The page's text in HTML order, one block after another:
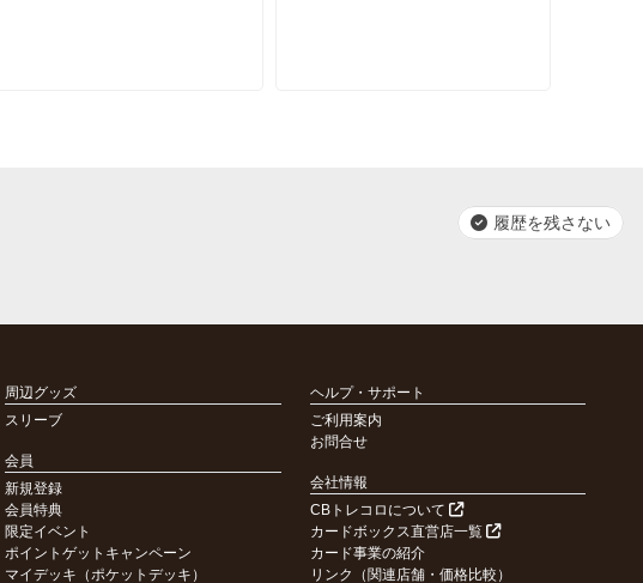
履歴を残さない
周辺グッズ
スリーブ
会員
新規登録
会員特典
限定イベント
ポイントゲットキャンペーン
マイデッキ（ポケットデッキ）
ヘルプ・サポート
ご利用案内
お問合せ
会社情報
CBトレコロについて
カードボックス直営店一覧
カード事業の紹介
リンク（関連店舗・価格比較）